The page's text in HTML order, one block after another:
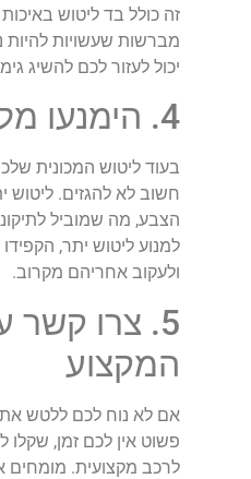
זה כולל בד ליטוש
מברשות שעשויות להיות
יכול לעזור לכם להשיג
4. הימנעו מליטוש יתר
בעוד ליטוש המכונית
חשוב לא להגזים. ליטוש
הצבע, מה שמוביל
למנוע ליטוש יתר,
ולעקוב אחריהם מקרוב.
5. צרו קשר
המקצוע
אם לא נוח לכם ללטש
פשוט אין לכם זמן,
לרכב מקצועית. מומחים